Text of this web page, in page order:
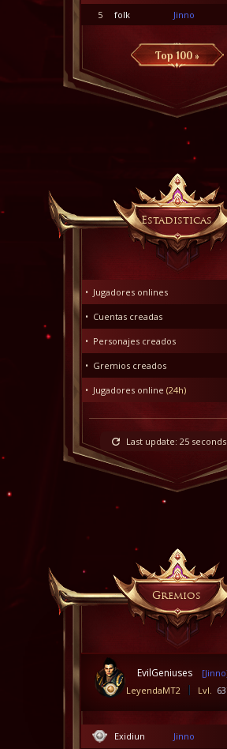
5
folk Jinno
Top 100 »
Estadisticas
• Jugadores onlines
• Cuentas creadas
• Personajes creados
• Gremios creados
• Jugadores online (24h)
Last update: 25
Gremios
EvilGeniuses
LeyendaMT2
Lvl.
Exidiun Jinno